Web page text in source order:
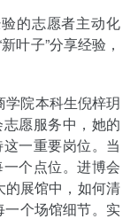
的志愿者主动化
叶子”分享经验，
院本科生倪梓玥
愿服务中，她的
一重要岗位。当
个点位。进博会
的展馆中，如何清
个场馆细节。实